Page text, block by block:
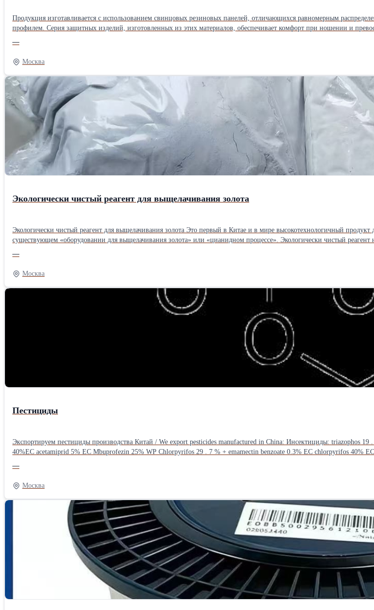
Продукция изготавливается с использованием свинцовых резиновых панелей, отличающихся равномерным
профилем. Серия защитных изделий, изготовленных из этих материалов, обеспечивает комфорт при ношении и превосходные защитные свойства. Раздельный защитный костюм Составной защитный костюм
Свинцовое нижнее бельё Защитная перчатка Свинцовые защитные очки Лицевая маска (визор) Стойка для
Боковая шторка для кровати Подвесной экран Щит Мобильный защитный чехол Наши продукты прошли проверку национально назначенными испытательными учреждениями и получили сертификат системы
менеджмента качества ISO, сертификат CE ЕС, сертификат FDA США, а также сертификат ISO 13485 для системы менеджмента качества медицинских
manufactured with use of lead rubber panels, featuring uniform lead distribution, smooth surfaces, excellent flexibility, lightweight properties, and thin profiles. The protective
provide comfortable wearability and superior protective performance. Split-type protective suit Conjoined Protective Suit C-style integrated protective suit Single-sided protective skirt Product customization upgrade Lead
clothing traceability system Lead collar Lead helmet Lead underwear Protective glove Lead goggles Visor Lead coat rack
protective cover Our products have passed inspections by nationally designated testing institutions and obtained ISO quality management system certification, EU CE certification, US FDA certification, as well as 13485 medical
device quality management system certification.
—
Москва
Экологически чистый реагент для выщелачивания золота
Экологически чистый реагент для выщелачивания золота Это первый в Китае и в мире высокотехнологичный продукт для экологически безопасного выщелачивания золота. Продукт не требует изменений в
существующем «оборудовании для выщелачивания золота» или «цианидном процессе». Экологически чистый реагент на
хранения и транспортировки. -------------------- Environmentally Friendly Reagent for Gold Leaching This is the first high-tech product in China and the world for environmentally safe gold leaching. The product does not
require any modifications to existing “gold leaching equipment” or the “cyanide process.” The environmentally friendly reagent
—
Москва
Пестициды
Экспортируем пестициды производства Китай / We export pesticides manufactured in China: Инсектициды: triazophos 19 . 8 % + abamectin 0.2% EC triazophos 20% EC triazophos 40% EC triazophos 10 % + trichlorfon
40%EC acetamiprid 5% EC Mbuprofezin 25% WP Chlorpyrifos 29 . 7 % + emamectin benzoate 0.3% EC chlorpyrifos 40%
5%WP monosultap 38.8 % + imidacloprid 1.2%WP monosultap 63 .4 % + buprofezin 11.6% WP phoxim 34 % + profenofos
indoxacarb 15%SC emamectin benzoate 3 % + indoxacarb 11%SC lulfenuron 5% SC Гербициды: bensufuron-methyl 3.2%+acetochlor 10.8% WP clomazone 10%+acetochlor 25% WP clomazone 12%+acetochlor 30%+2, 4-D
butylate 6% EC clomazone 24%+acetochlor 34% EC clomazone 48% EC clomazone 10. 4%+quizalofop-p-ethyl
fomesafen 48% SL bentazone 360g/l+acifluorfen 80g/l SL bentazone 480g/l SL acifluorfen 21.4% SL atrazine 38% SC
3%+fomesafen 9% SL bromoxynil octanoate 25%EC butachlor 26.6%+pyrazosulfuron-ethyl 1.4% WP butachlor
fluoroglycofen-ethyl 10% EC fluoroglycofen-ethyl 5%+fomesafen 25%SL quizalofop-p-ethyl 6%+fluoroglycofen-ethyl 14%
lactofen 24% EC mesotrione 10%OD mesotrione 20%+nicosulfuron 5% OD nicosulfuron 4%+bromoxynil octanoate
pretilachlor 50% EW quinclorac 18.5%+pyrazosulfuron-ethyl 1.5% WP quinclorac 33%+bensulfuron-methyl 3% WP
ethyl 2.5%+benazolin-ethyl 15% EC quizalofop-p-ethyl 50g/lEC sethoxydim 12.5% EC tribenuron-methyl 10% WP
10%+metolachlor+atrazine 22% OD Фунгициды: difenoconazole 15%+propiconazol 15% SC dimethomorph 6%+mancozeb 44% WP zineb 65% WP diniconazole 12.5% WP diniconazole 2%+jinggangmycin 10% WP
diniconazole 4%+carbendazim 26% WP hexaconazole 5% SC isoprothiolane 30% EC myclobutanil 12.5%EC triadimefon
tricyclazole 75% WP tricyclazole 20% WP tricyclazole 30% SC iprobenfos 14%+tricyclazole 6% WP fenoxanil 20% SC
—
Москва